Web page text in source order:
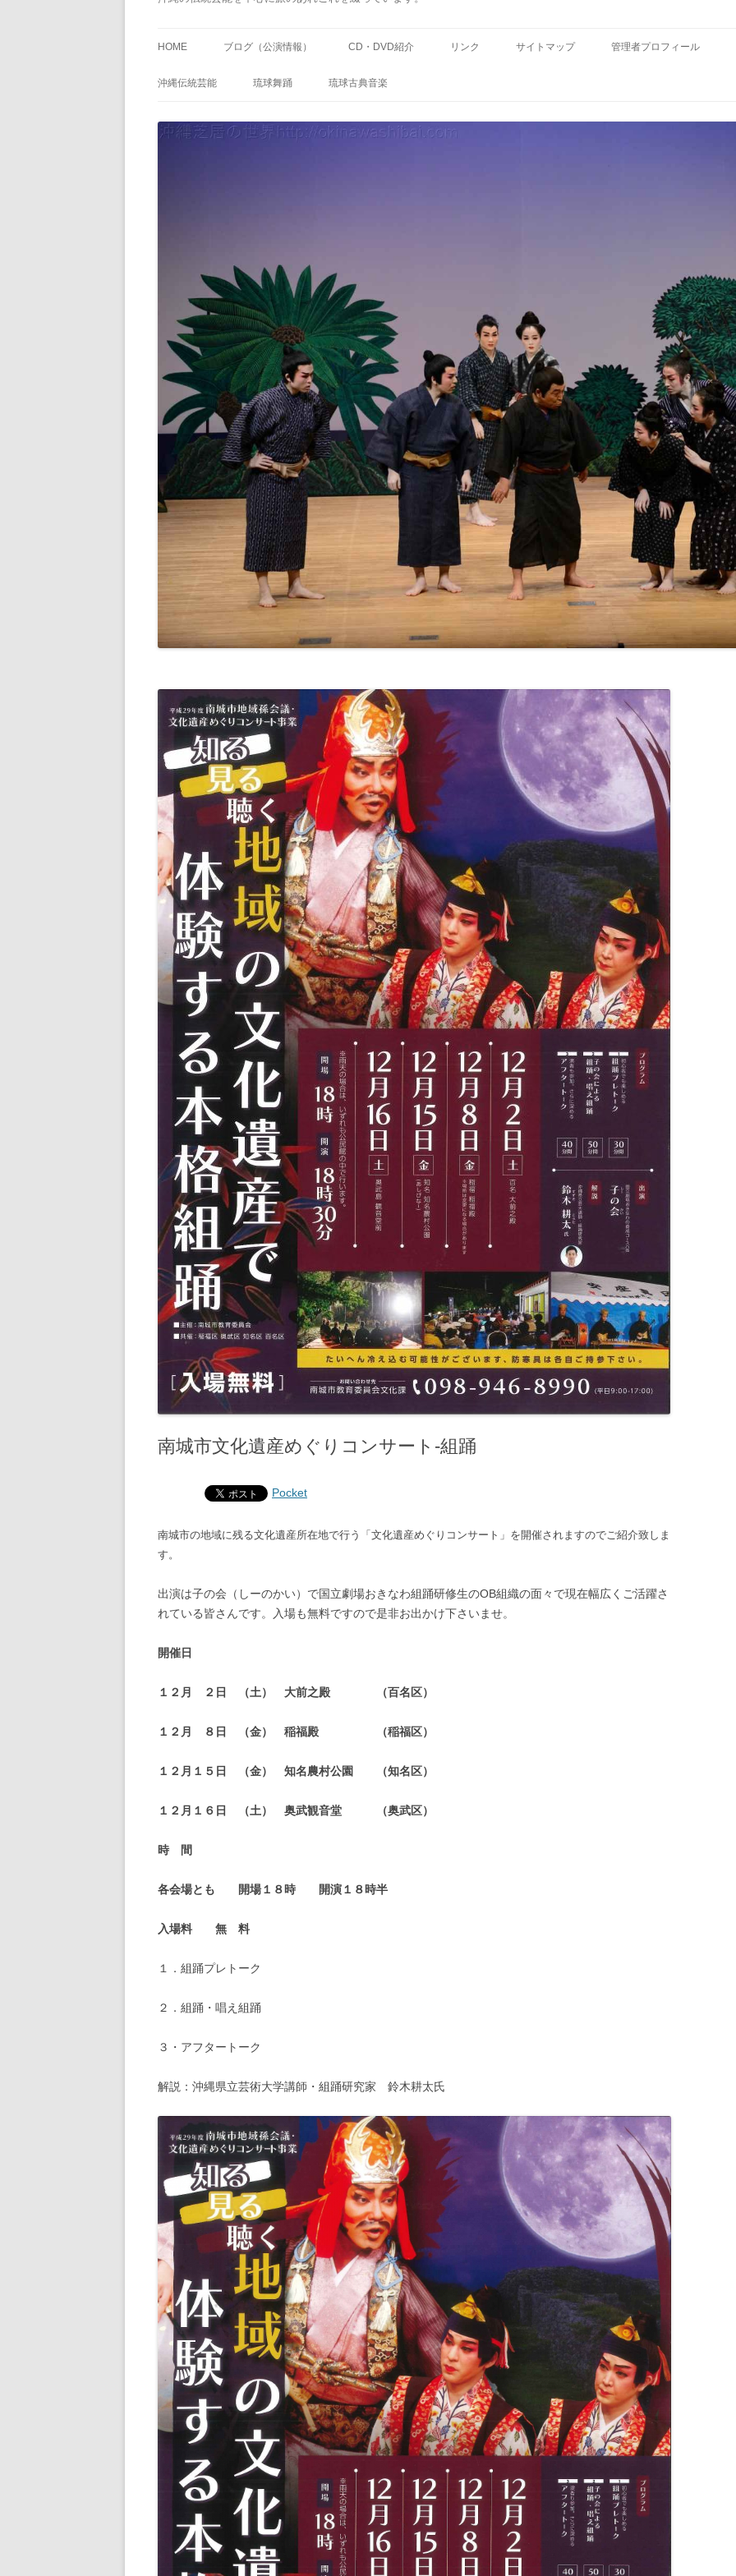
ン
ッ
HOME ブログ（公演情報） CD・DVD紹介 リンク サイトマップ 管理者プロフィール
沖縄伝統芸能 琉球舞踊 琉球古典音楽
南城市文化遺産めぐりコンサート-組踊
Pocket
南城市の地域に残る文化遺産所在地で行う「文化遺産めぐりコンサート」を開催されますのでご紹介致しま
す。
出演は子の会（しーのかい）で国立劇場おきなわ組踊研修生のOB組織の面々で現在幅広くご活躍さ
れている皆さんです。入場も無料ですので是非お出かけ下さいませ。
開催日
１２月 ２日 （土） 大前之殿 （百名区）
１２月 ８日 （金） 稲福殿 （稲福区）
１２月１５日 （金） 知名農村公園 （知名区）
１２月１６日 （土） 奥武観音堂 （奥武区）
時 間
各会場とも 開場１８時 開演１８時半
入場料 無 料
１．組踊プレトーク
２．組踊・唱え組踊
３・アフタートーク
解説：沖縄県立芸術大学講師・組踊研究家 鈴木耕太氏